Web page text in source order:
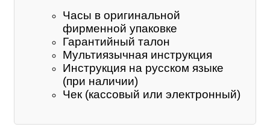
Часы в оригинальной
фирменной упаковке
Гарантийный талон
Мультиязычная инструкция
Инструкция на русском языке
(при наличии)
Чек (кассовый или электронный)